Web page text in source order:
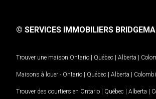
© SERVICES IMMOBILIERS
Trouver une maison Ontario | Québec | Alberta |
Maisons à louer - Ontario | Québec | Alberta |
Trouver des courtiers en Ontario | Québec | Alberta |